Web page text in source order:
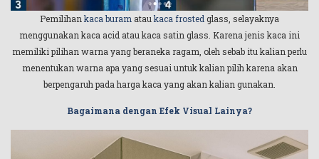
Pemilihan kaca buram atau kaca frosted glass, selayaknya
menggunakan kaca acid atau kaca satin glass. Karena jenis kaca ini
memiliki pilihan warna yang beraneka ragam, oleh sebab itu kalian perlu
menentukan warna apa yang sesuai untuk kalian pilih karena akan
berpengaruh pada harga kaca yang akan kalian gunakan.
Bagaimana dengan Efek Visual Lainya?